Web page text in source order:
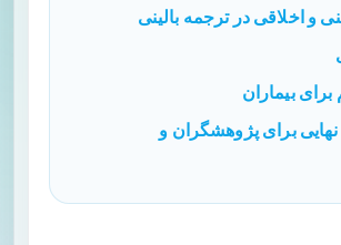
و اخلاقی در ترجمه بالینی
برای بیماران
برای پژوهشگران و